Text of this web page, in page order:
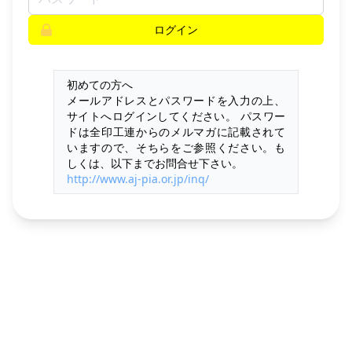
ログイン
初めての方へ
メールアドレスとパスワードを入力の上、
サイトへログインしてください。 パスワー
ドは全印工連からのメルマガに記載されて
いますので、そちらをご参照ください。も
しくは、以下までお問合せ下さい。
http://www.aj-pia.or.jp/inq/